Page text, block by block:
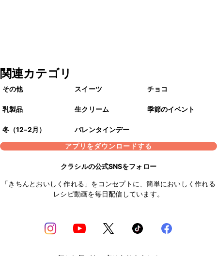
関連カテゴリ
その他 スイーツ チョコ
乳製品 生クリーム 季節のイベント
冬（12–2月）
バレンタインデー
アプリをダウンロードする
クラシルの公式SNSをフォロー
「きちんとおいしく作れる」をコンセプトに、簡単においしく作れる
レシピ動画を毎日配信しています。